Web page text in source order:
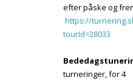
efter påske og
https://
tourId=28033
turneringer, for 4